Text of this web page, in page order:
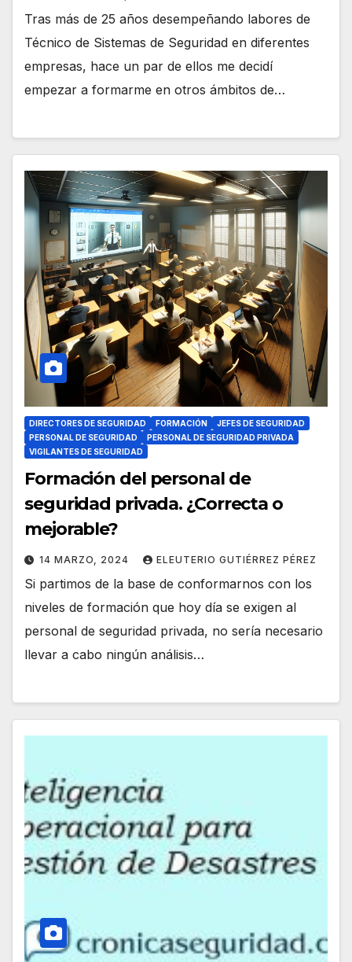
Tras más de 25 años desempeñando labores de
Técnico de Sistemas de Seguridad en diferentes
empresas, hace un par de ellos me decidí
empezar a formarme en otros ámbitos de…
DIRECTORES DE SEGURIDAD FORMACIÓN
JEFES DE SEGURIDAD
PERSONAL DE SEGURIDAD
PERSONAL DE SEGURIDAD PRIVADA
VIGILANTES DE SEGURIDAD
Formación del personal de
seguridad privada. ¿Correcta o
mejorable?
14 MARZO, 2024 ELEUTERIO GUTIÉRREZ PÉREZ
Si partimos de la base de conformarnos con los
niveles de formación que hoy día se exigen al
personal de seguridad privada, no sería necesario
llevar a cabo ningún análisis…